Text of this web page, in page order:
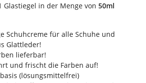
Glastiegel in der Menge von 50ml
Schuhcreme für alle Schuhe und
Glattleder!
lieferbar!
und frischt die Farben auf!
(lösungsmittelfrei)